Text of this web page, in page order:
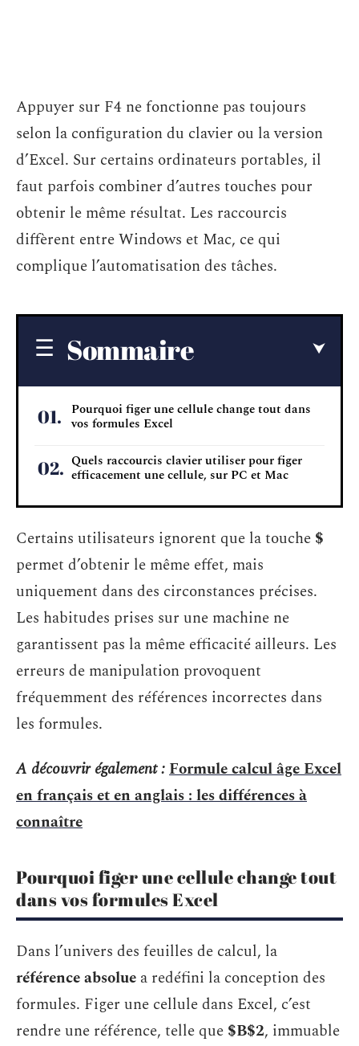
Appuyer sur F4 ne fonctionne pas toujours
selon la configuration du clavier ou la version
d’Excel. Sur certains ordinateurs portables, il
faut parfois combiner d’autres touches pour
obtenir le même résultat. Les raccourcis
diffèrent entre Windows et Mac, ce qui
complique l’automatisation des tâches.
Sommaire
Pourquoi figer une cellule change tout dans
vos formules Excel
Quels raccourcis clavier utiliser pour figer
efficacement une cellule, sur PC et Mac
Certains utilisateurs ignorent que la touche $
permet d’obtenir le même effet, mais
uniquement dans des circonstances précises.
Les habitudes prises sur une machine ne
garantissent pas la même efficacité ailleurs. Les
erreurs de manipulation provoquent
fréquemment des références incorrectes dans
les formules.
A découvrir également :Formule calcul âge Excel
en français et en anglais : les différences à
connaître
Pourquoi figer une cellule change tout
dans vos formules Excel
Dans l’univers des feuilles de calcul, la
référence absolue a redéfini la conception des
formules. Figer une cellule dans Excel, c’est
rendre une référence, telle que $B$2, immuable